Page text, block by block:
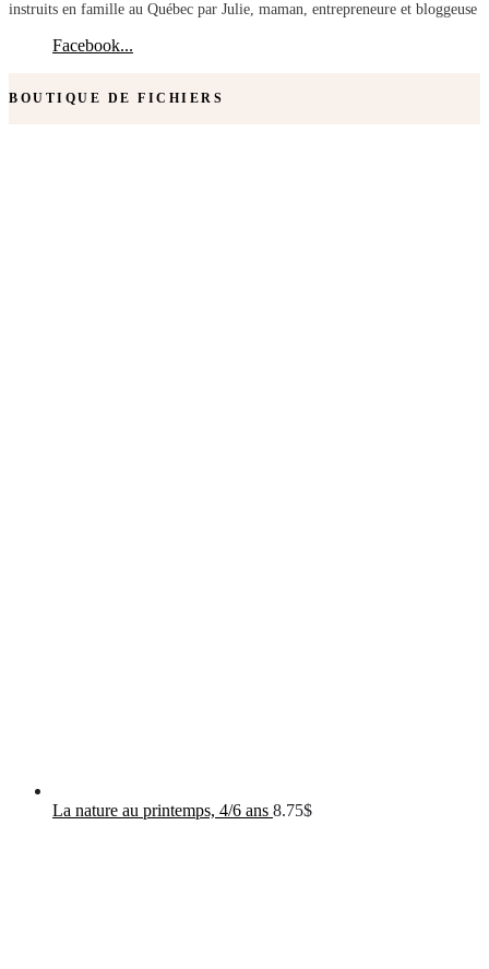
instruits en famille au Québec par Julie, maman, entrepreneure et bloggeuse
Facebook...
BOUTIQUE DE FICHIERS
La nature au printemps, 4/6 ans 8.75$